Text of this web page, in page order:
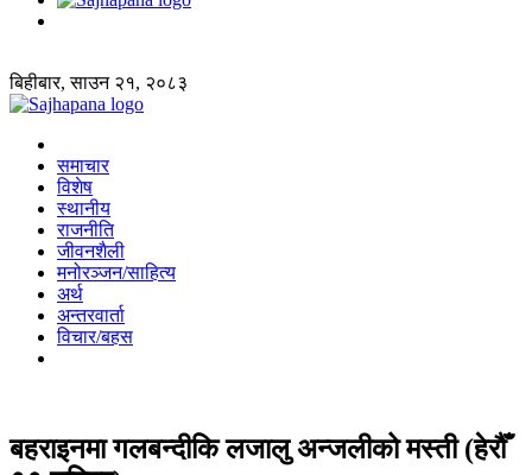
बिहीबार, साउन २१, २०८३
समाचार
विशेष
स्थानीय
राजनीति
जीवनशैली
मनोरञ्जन/साहित्य
अर्थ
अन्तरवार्ता
विचार/बहस
बहराइनमा गलबन्दीकि लजालु अन्जलीको मस्ती (हेरौँ